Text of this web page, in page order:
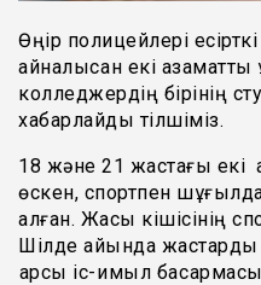
Өңір полицейлері
айналысқан екі
колледжердің бірінің
хабарлайды тілшіміз.
18 және 21 жастағы екі
өскен, спортпен
алған. Жасы кішісінің
Шілде айында
қарсы іс-қимыл